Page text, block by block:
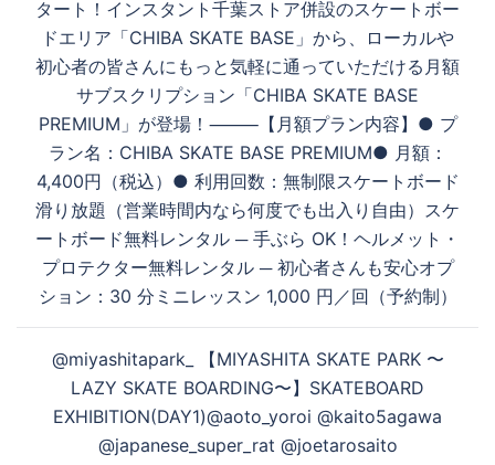
再
生
す
る
ビ
ゲ
シ
ン
タート！インスタント千葉ストア併設のスケートボー
ドエリア「CHIBA SKATE BASE」から、ローカルや
初心者の皆さんにもっと気軽に通っていただける月額
サブスクリプション「CHIBA SKATE BASE
PREMIUM」が登場！⸻【月額プラン内容】● プ
ラン名：CHIBA SKATE BASE PREMIUM● 月額：
4,400円（税込）● 利用回数：無制限️スケートボード
滑り放題（営業時間内なら何度でも出入り自由）️スケ
ートボード無料レンタル ─ 手ぶら OK！️ヘルメット・
プロテクター無料レンタル ─ 初心者さんも安心️オプ
ション：30 分ミニレッスン 1,000 円／回（予約制）
@miyashitapark_ 【MIYASHITA SKATE PARK 〜
LAZY SKATE BOARDING〜】SKATEBOARD
EXHIBITION(DAY1)@aoto_yoroi @kaito5agawa
@japanese_super_rat @joetarosaito